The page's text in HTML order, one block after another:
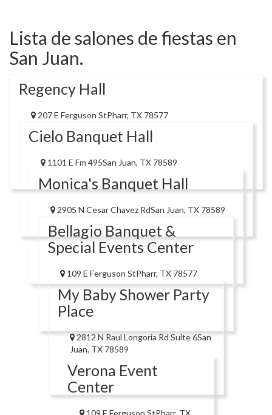
Lista de salones de fiestas en
San Juan.
Regency Hall
207 E Ferguson StPharr, TX 78577
Cielo Banquet Hall
1101 E Fm 495San Juan, TX 78589
Monica's Banquet Hall
2905 N Cesar Chavez RdSan Juan, TX 78589
Bellagio Banquet &
Special Events Center
109 E Ferguson StPharr, TX 78577
My Baby Shower Party
Place
2812 N Raul Longoria Rd Suite 6San
Juan, TX 78589
Verona Event
Center
109 E Ferguson StPharr, TX